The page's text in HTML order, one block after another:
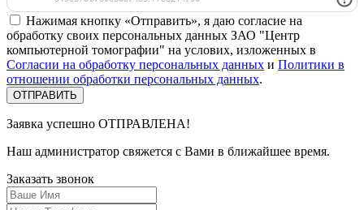
Нажимая кнопку «Отправить», я даю согласие на
обработку своих персональных данных ЗАО "Центр
компьютерной томографии" на услових, изложенных в
Согласии на обработку персональных данных и Политики в
отношении обработки персональных данных.
Заявка успешно ОТПРАВЛЕНА!
Наш администратор свяжется с Вами в ближайшее время.
Заказать звонок